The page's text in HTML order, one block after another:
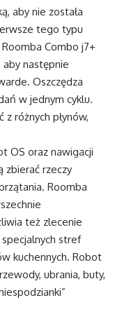
aby nie została
tego typu
Combo j7+
aby następnie
Oszczędza
w jednym cyklu.
różnych płynów,
OS oraz nawigacji
zbierać rzeczy
Roomba
też zlecenie
stref
kuchennych. Robot
ubrania, buty,